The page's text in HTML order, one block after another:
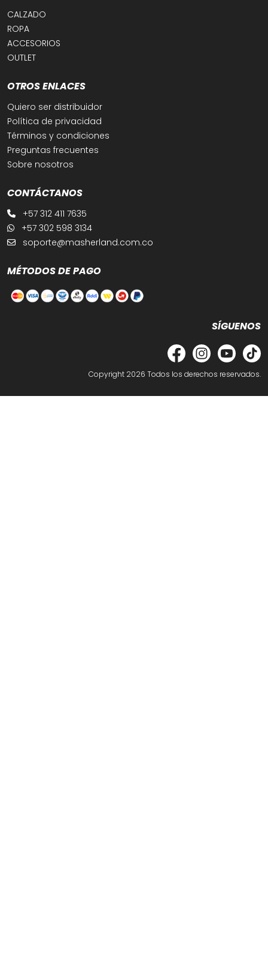
CALZADO
ROPA
ACCESORIOS
OUTLET
OTROS ENLACES
Quiero ser distribuidor
Política de privacidad
Términos y condiciones
Preguntas frecuentes
Sobre nosotros
CONTÁCTANOS
+57 312 411 7635
+57 302 598 3134
soporte@masherland.com.co
MÉTODOS DE PAGO
SÍGUENOS
Copyright 2026 Todos los derechos reservados.